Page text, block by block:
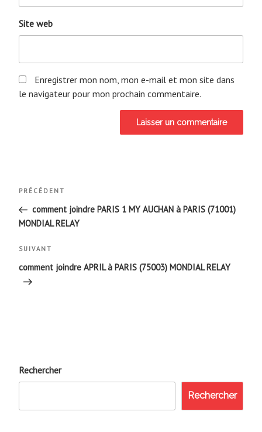
Site web
Enregistrer mon nom, mon e-mail et mon site dans
le navigateur pour mon prochain commentaire.
Navigation
de
l’article
Article
précédent
PRÉCÉDENT
comment joindre PARIS 1 MY AUCHAN à PARIS (71001)
MONDIAL RELAY
Article
suivant
SUIVANT
comment joindre APRIL à PARIS (75003) MONDIAL RELAY
Rechercher
Rechercher